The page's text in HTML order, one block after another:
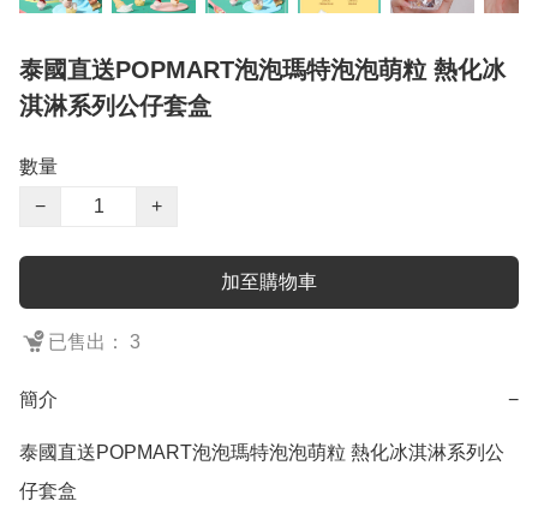
泰國直送POPMART泡泡瑪特泡泡萌粒 熱化冰
淇淋系列公仔套盒
數量
−
+
加至購物車
已售出： 3
簡介 −
泰國直送POPMART泡泡瑪特泡泡萌粒 熱化冰淇淋系列公
仔套盒